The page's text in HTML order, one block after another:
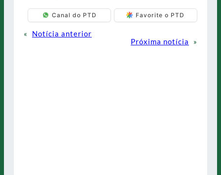
Canal do PTD Favorite o PTD
«
Notícia anterior
Próxima notícia
»